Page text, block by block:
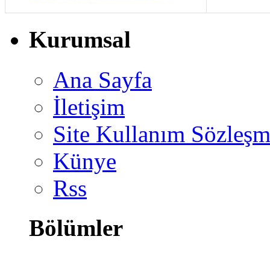
Kurumsal
Ana Sayfa
İletişim
Site Kullanım
Künye
Rss
Bölümler